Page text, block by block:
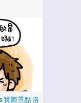
實際景點 洛